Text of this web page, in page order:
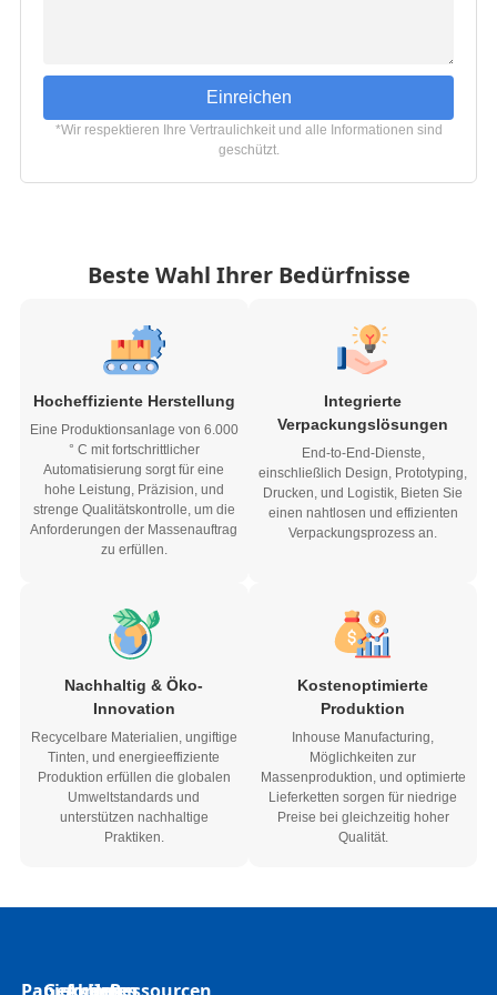
Einreichen
*Wir respektieren Ihre Vertraulichkeit und alle Informationen sind
geschützt.
Beste Wahl Ihrer Bedürfnisse
Hocheffiziente Herstellung
Eine Produktionsanlage von 6.000
° C mit fortschrittlicher
Automatisierung sorgt für eine
hohe Leistung, Präzision, und
strenge Qualitätskontrolle, um die
Anforderungen der Massenauftrag
zu erfüllen.
Integrierte
Verpackungslösungen
End-to-End-Dienste,
einschließlich Design, Prototyping,
Drucken, und Logistik, Bieten Sie
einen nahtlosen und effizienten
Verpackungsprozess an.
Nachhaltig & Öko-
Innovation
Recycelbare Materialien, ungiftige
Tinten, und energieeffiziente
Produktion erfüllen die globalen
Umweltstandards und
unterstützen nachhaltige
Praktiken.
Kostenoptimierte
Produktion
Inhouse Manufacturing,
Möglichkeiten zur
Massenproduktion, und optimierte
Lieferketten sorgen für niedrige
Preise bei gleichzeitig hoher
Qualität.
Papierkästen
Geformtes
Andere
UmRessourcen